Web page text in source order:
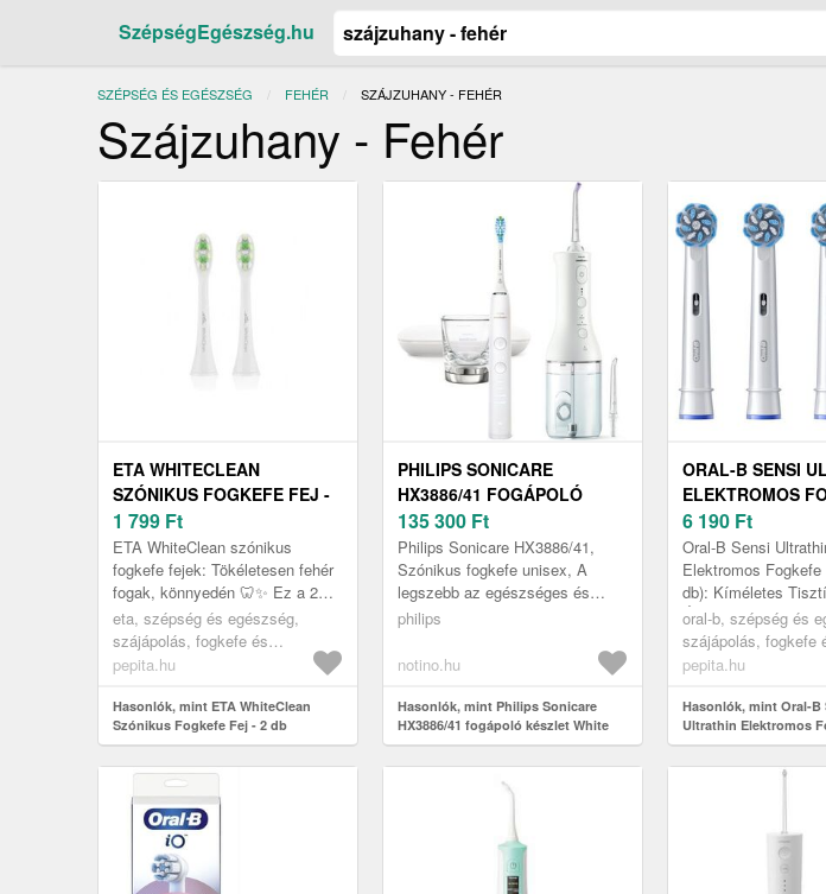
SzépségEgészség.hu
SZÉPSÉG ÉS EGÉSZSÉG FEHÉR JELENLEGI:
SZÁJZUHANY - FEHÉR
Szájzuhany - Fehér
ETA WHITECLEAN
SZÓNIKUS FOGKEFE FEJ -
2 DB
1 799 Ft
ETA WhiteClean szónikus
fogkefe fejek: Tökéletesen fehér
fogak, könnyedén 🦷✨ Ez a 2
db-os ETA WhiteClean szónikus
fogkefe fej készlet maximálisan
h...
eta, szépség és egészség,
szájápolás, fogkefe és
szájzuhany pótfejek
pepita.hu
Hasonlók, mint ETA WhiteClean
Szónikus Fogkefe Fej - 2 db
PHILIPS SONICARE
HX3886/41 FOGÁPOLÓ
KÉSZLET WHITE
135 300 Ft
Philips Sonicare HX3886/41,
Szónikus fogkefe unisex, A
legszebb az egészséges és
ragyogóan fehér fogsor. Ez a
Sonicare H...
philips
notino.hu
Hasonlók, mint Philips Sonicare
HX3886/41 fogápoló készlet White
ORAL-B SENSI
ELEKTROMOS
PÓTFEJ - 4 DB
6 190 Ft
Oral-B Sensi
Elektromos
db): Kíméletes
Érzékeny Fogínyre
darabos Oral-B
elektromos f...
oral-b, szépség és
szájápolás, fogkefe
szájzuhany pótfejek
pepita.hu
Hasonlók, mint Oral-B
Ultrathin Elektromos
- 4 db